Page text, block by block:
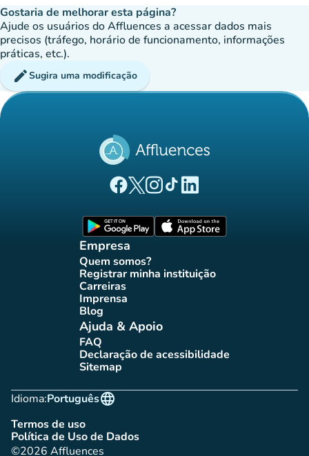
Gostaria de melhorar esta página?
Ajude os usuários do Affluences a acessar dados mais
precisos (tráfego, horário de funcionamento, informações
práticas, etc.).
editSugira uma modificação
(novo separador)
(novo separador)
(novo separador)
(novo separador)
(novo separador)
Empresa
Quem somos?(novo separador)
Registrar minha instituição
(novo separador)
Carreiras(novo separador)
Imprensa(novo separador)
Blog(novo separador)
Ajuda & Apoio
FAQ(novo separador)
Declaração de acessibilidade
(novo separador)
Sitemap(novo separador)
Idioma:
language
Português
Termos de uso(novo separador)
Política de Uso de Dados
(novo separador)
©2026 Affluences